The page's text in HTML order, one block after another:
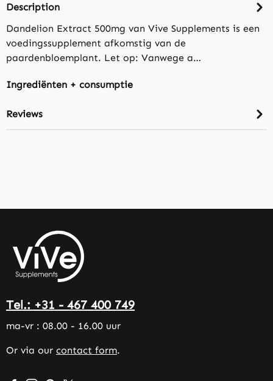
Description
Dandelion Extract 500mg van Vive Supplements is een
voedingssupplement afkomstig van de
paardenbloemplant. Let op: Vanwege a…
Ingrediënten + consumptie
Reviews
Tel.: +31 - 467 400 749
ma-vr : 08.00 - 16.00 uur
Or via our contact form.